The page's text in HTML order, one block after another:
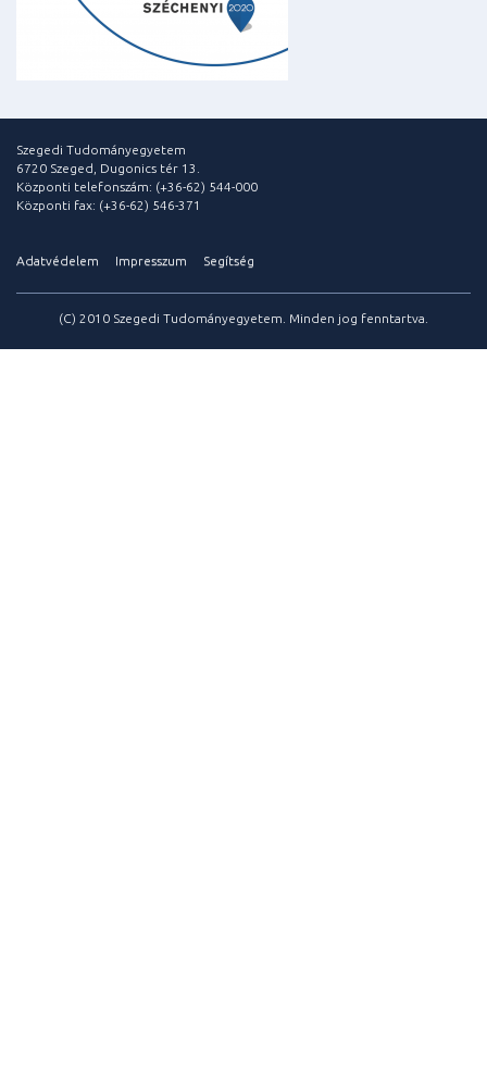
Szegedi Tudományegyetem
6720 Szeged, Dugonics tér 13.
Központi telefonszám: (+36-62) 544-000
Központi fax: (+36-62) 546-371
Adatvédelem Impresszum Segítség
(C) 2010 Szegedi Tudományegyetem. Minden jog fenntartva.